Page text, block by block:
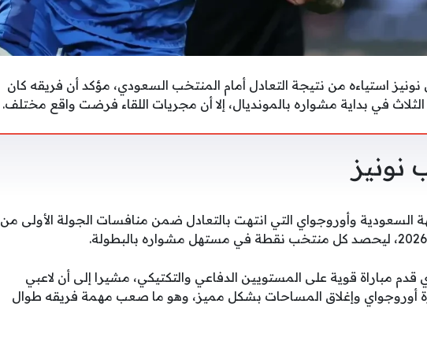
نونيز استياءه من نتيجة التعادل أمام المنتخب السعودي، مؤكد أن فريقه كان
في بداية مشواره بالمونديال، إلا أن مجريات اللقاء فرضت واقع مختلف.
نونيز
وأوروجواي التي انتهت بالتعادل ضمن منافسات الجولة الأولى من
مباراة قوية على المستويين الدفاعي والتكتيكي، مشيرا إلى أن لاعبي
أوروجواي وإغلاق المساحات بشكل مميز، وهو ما صعب مهمة فريقه طوال